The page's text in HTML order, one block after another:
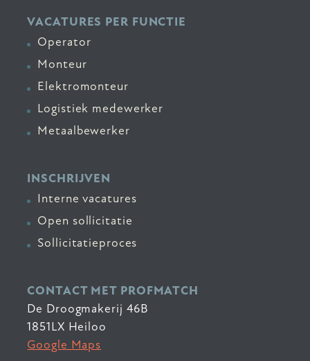
VACATURES PER FUNCTIE
Operator
Monteur
Elektromonteur
Logistiek medewerker
Metaalbewerker
INSCHRIJVEN
Interne vacatures
Open sollicitatie
Sollicitatieproces
CONTACT MET PROFMATCH
De Droogmakerij 46B
1851LX Heiloo
Google Maps